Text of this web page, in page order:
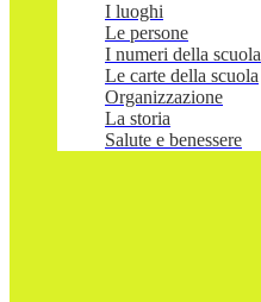
I luoghi
Le persone
I numeri della scuola
Le carte della scuola
Organizzazione
La storia
Salute e benessere